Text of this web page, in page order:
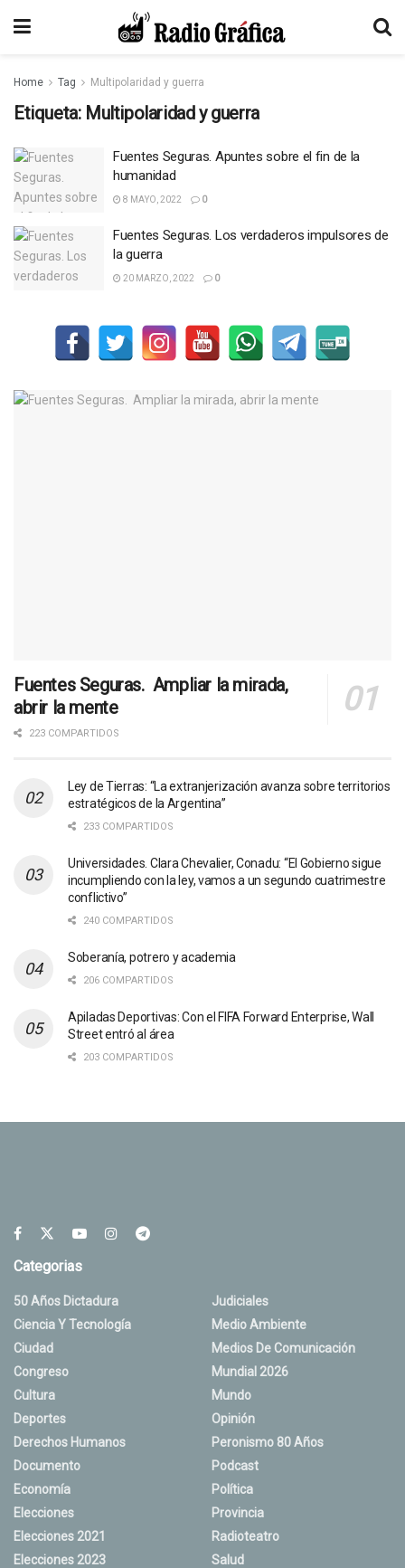
Home Tag Multipolaridad y guerra
Etiqueta: Multipolaridad y guerra
Fuentes Seguras. Apuntes sobre el fin de la
humanidad
8 MAYO, 2022 0
Fuentes Seguras. Los verdaderos impulsores de
la guerra
20 MARZO, 2022 0
Fuentes Seguras. Ampliar la mirada,
abrir la mente
223 COMPARTIDOS
Ley de Tierras: “La extranjerización avanza sobre territorios
estratégicos de la Argentina”
233 COMPARTIDOS
Universidades. Clara Chevalier, Conadu: “El Gobierno sigue
incumpliendo con la ley, vamos a un segundo cuatrimestre
conflictivo”
240 COMPARTIDOS
Soberanía, potrero y academia
206 COMPARTIDOS
Apiladas Deportivas: Con el FIFA Forward Enterprise, Wall
Street entró al área
203 COMPARTIDOS
Categorias
50 Años Dictadura
Ciencia Y Tecnología
Ciudad
Congreso
Cultura
Deportes
Derechos Humanos
Documento
Economía
Elecciones
Elecciones 2021
Elecciones 2023
Judiciales
Medio Ambiente
Medios De Comunicación
Mundial 2026
Mundo
Opinión
Peronismo 80 Años
Podcast
Política
Provincia
Radioteatro
Salud